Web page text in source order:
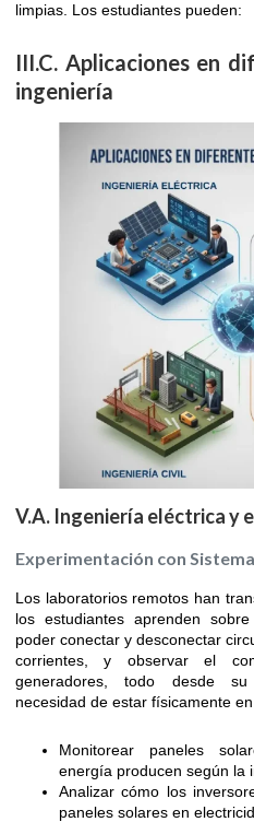
limpias. Los estudiantes pueden:
III.C. Aplicaciones en
ingeniería
V.A. Ingeniería eléctrica y
Experimentación con
Los laboratorios remotos han
los estudiantes aprenden
poder conectar y desconectar
corrientes, y observar el
generadores, todo desde
necesidad de estar físicamente
Monitorear paneles
energía producen según la
Analizar cómo los
paneles solares en